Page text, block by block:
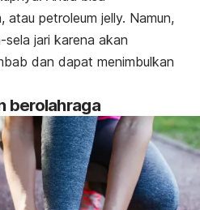
atau petroleum jelly. Namun,
jari karena akan
dan dapat menimbulkan
berolahraga